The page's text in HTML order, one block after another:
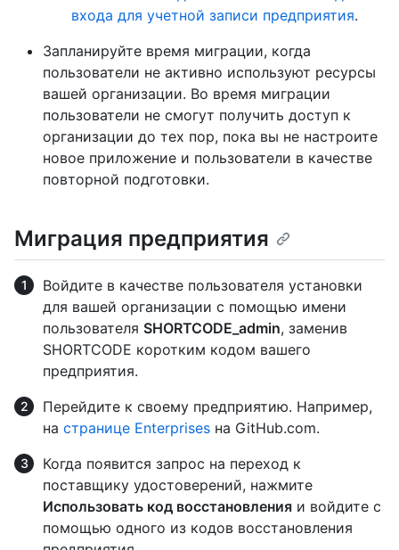
входа для учетной записи предприятия.
Запланируйте время миграции, когда
пользователи не активно используют ресурсы
вашей организации. Во время миграции
пользователи не смогут получить доступ к
организации до тех пор, пока вы не настроите
новое приложение и пользователи в качестве
повторной подготовки.
Миграция предприятия
Войдите в качестве пользователя установки
для вашей организации с помощью имени
пользователя SHORTCODE_admin, заменив
SHORTCODE коротким кодом вашего
предприятия.
Перейдите к своему предприятию. Например,
на странице Enterprises на GitHub.com.
Когда появится запрос на переход к
поставщику удостоверений, нажмите
Использовать код восстановления и войдите с
помощью одного из кодов восстановления